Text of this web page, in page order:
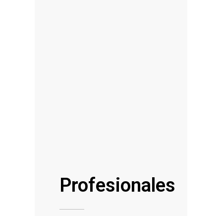
Profesionales